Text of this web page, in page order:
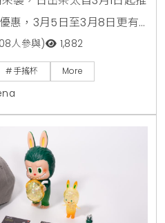
惠，3月5日至3月8日更有
民眾只需於社群留言應援
攻略，一起為台灣英雄加
人參與) 1,882
#手搖杯 More